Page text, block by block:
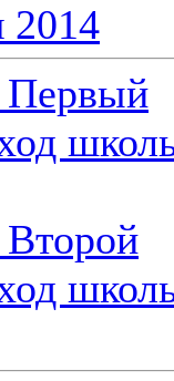
2014